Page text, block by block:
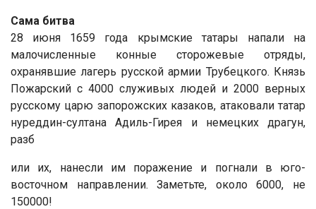
Сама битва
28 июня 1659 года крымские татары напали на
малочисленные конные сторожевые отряды,
охранявшие лагерь русской армии Трубецкого. Князь
Пожарский с 4000 служивых людей и 2000 верных
русскому царю запорожских казаков, атаковали татар
нуреддин-султана Адиль-Гирея и немецких драгун,
разб
или их, нанесли им поражение и погнали в юго-
восточном направлении. Заметьте, около 6000, не
150000!